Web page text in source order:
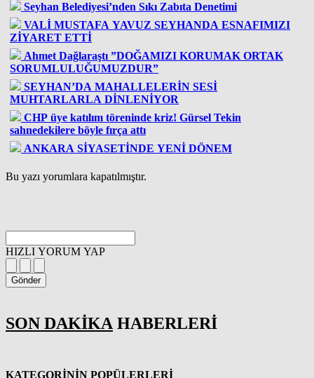
Seyhan Belediyesi’nden Sıkı Zabıta Denetimi
VALİ MUSTAFA YAVUZ SEYHANDA ESNAFIMIZI
ZİYARET ETTİ
Ahmet Dağlaraştı ”DOĞAMIZI KORUMAK ORTAK
SORUMLULUĞUMUZDUR”
SEYHAN’DA MAHALLELERİN SESİ
MUHTARLARLA DİNLENİYOR
CHP üye katılım töreninde kriz! Gürsel Tekin
sahnedekilere böyle fırça attı
ANKARA SİYASETİNDE YENİ DÖNEM
Bu yazı yorumlara kapatılmıştır.
HIZLI YORUM YAP
Gönder
SON DAKİKA HABERLERİ
KATEGORİNİN POPÜLERLERİ